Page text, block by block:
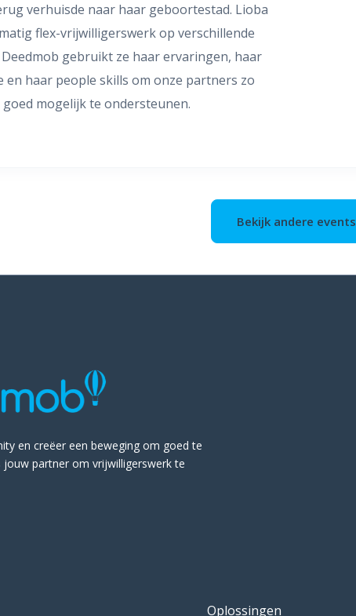
verhuisde naar haar geboortestad. Lioba
flex-vrijwilligerswerk op verschillende
gebruikt ze haar ervaringen, haar
en haar people skills om onze partners zo
goed mogelijk te ondersteunen.
Bekijk andere events
en creëer een beweging om goed te
jouw partner om vrijwilligerswerk te
Oplossingen